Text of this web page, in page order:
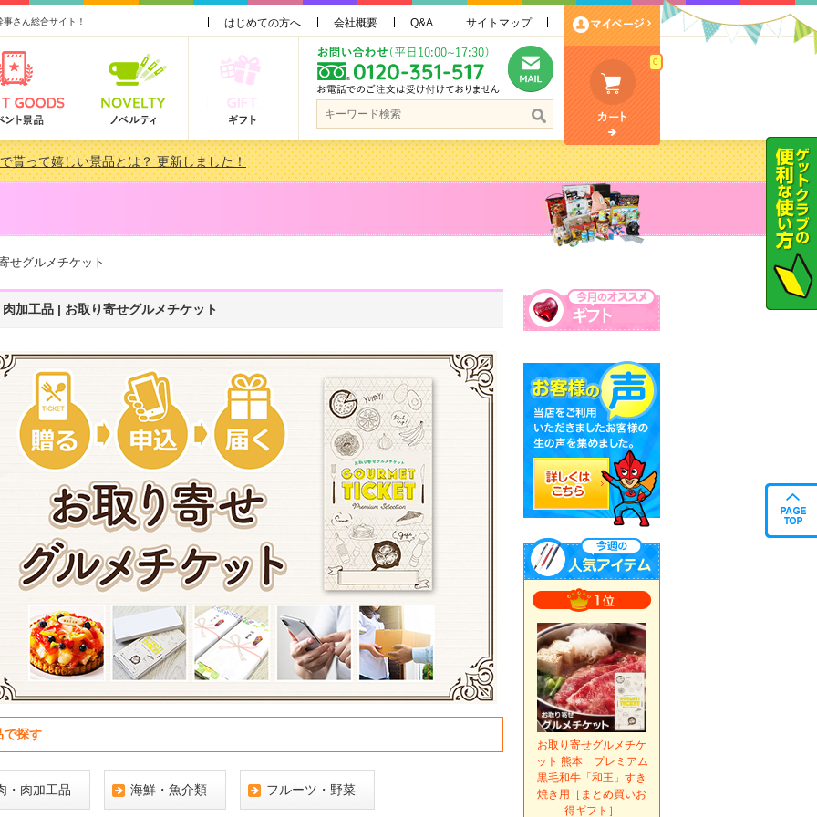
さん総合サイト！ はじめての方へ 会社概要 Q&A サイトマップ
0
貰って嬉しい景品とは？ 更新しました！
3000円未満［2000円～2999円編］もらってうれしい人気ラ…
グルメチケット
加工品 | お取り寄せグルメチケット
で探す
・肉加工品 海鮮・魚介類 フルーツ・野菜
お取り寄せグルメチケ
ット 熊本 プレミアム
黒毛和牛「和王」すき
焼き用［まとめ買いお
得ギフト］